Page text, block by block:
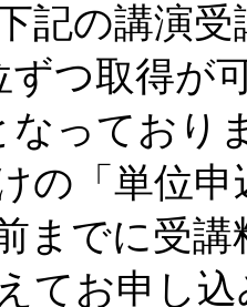
記の講演
ずつ取得が
なっており
の「単位
までに受講
てお申し